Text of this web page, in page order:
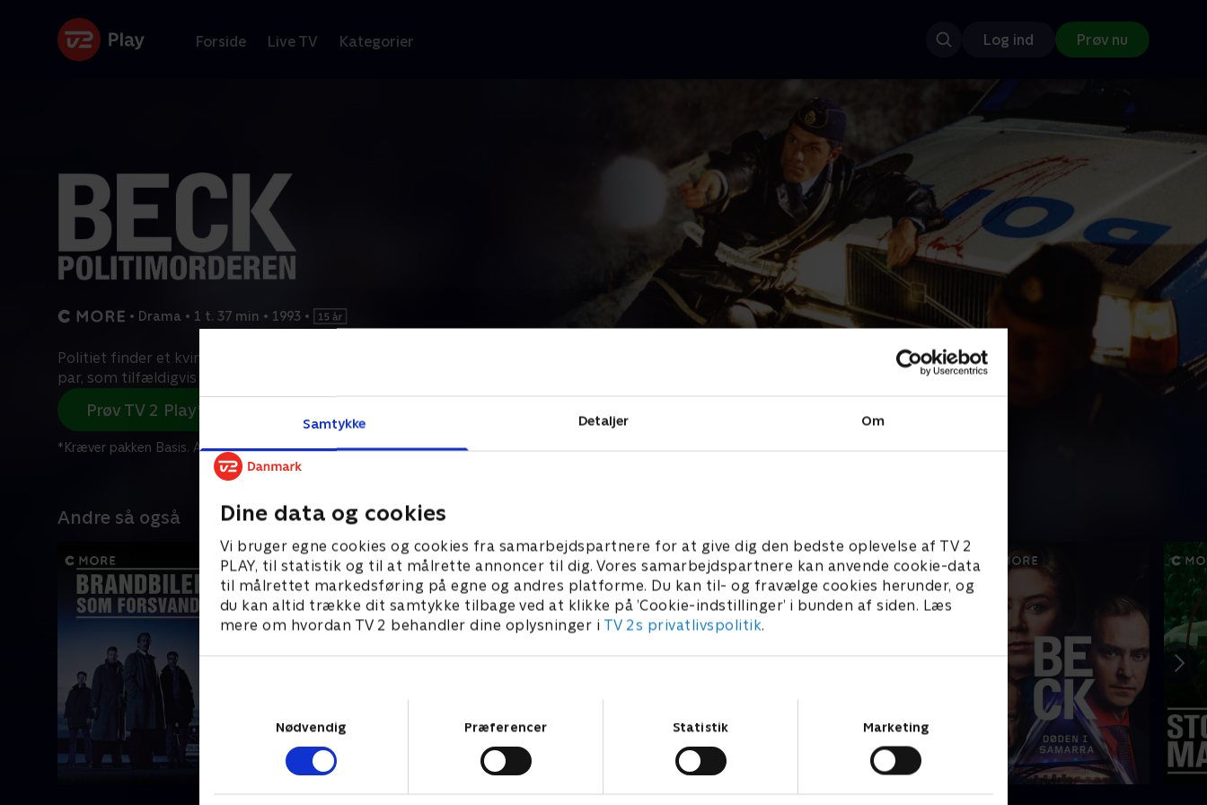
Samtykke Detaljer Om
Dine data og cookies
Vi bruger egne cookies og cookies fra samarbejdspartnere for at give dig den bedste oplevelse af TV 2
PLAY, til statistik og til at målrette annoncer til dig. Vores samarbejdspartnere kan anvende cookie-data
til målrettet markedsføring på egne og andres platforme. Du kan til- og fravælge cookies herunder, og
du kan altid trække dit samtykke tilbage ved at klikke på ’Cookie-indstillinger’ i bunden af siden. Læs
mere om hvordan TV 2 behandler dine oplysninger i TV 2s privatlivspolitik.
Nødvendig
Præferencer Statistik Marketing
Forside Live TV Kategorier Log ind Prøv nu
• Drama • 1 t. 37 min • 1993 •
Politiet finder et kvindelig i en lukket forlystelsespark. Et ungt
par, som tilfældigvis befinder sig i parken på samme
Prøv TV 2 Play*
*Kræver pakken Basis. Administrer dit abonnement på Mit TV 2.
Andre så også